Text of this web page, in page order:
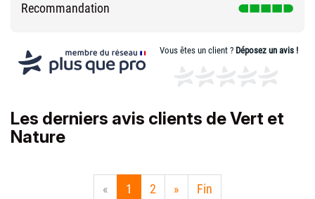
Recommandation
Vous êtes un client ? Déposez un avis !
Les derniers avis clients de Vert et
Nature
« 1 2 » Fin